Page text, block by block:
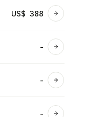
US$ 388 Ver detalles
- Ver detalles
- Ver detalles
-